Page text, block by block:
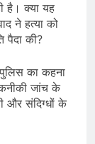
है। क्या यह
ने हत्या को
पैदा की?
का कहना
जांच के
और संदिग्धों के